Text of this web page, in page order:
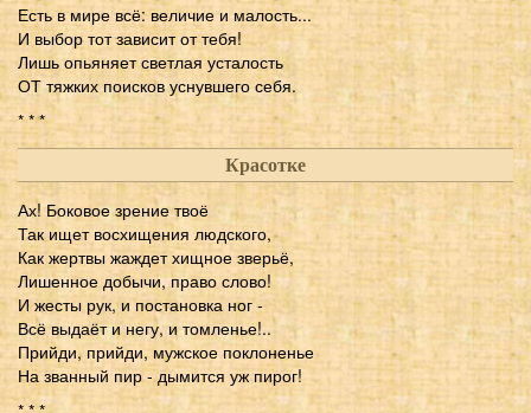
Есть в мире всё: величие и малость...
И выбор тот зависит от тебя!
Лишь опьяняет светлая усталость
ОТ тяжких поисков уснувшего себя.
* * *
Красотке
Ах! Боковое зрение твоё
Так ищет восхищения людского,
Как жертвы жаждет хищное зверьё,
Лишенное добычи, право слово!
И жесты рук, и постановка ног -
Всё выдаёт и негу, и томленье!..
Прийди, прийди, мужское поклоненье
На званный пир - дымится уж пирог!